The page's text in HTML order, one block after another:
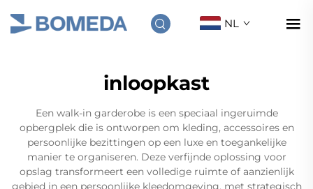
NL
inloopkast
Een walk-in garderobe is een speciaal ingeruimde
opbergplek die is ontworpen om kleding, accessoires en
persoonlijke bezittingen op een luxe en toegankelijke
manier te organiseren. Deze verfijnde oplossing voor
opslag transformeert een volledige ruimte of aanzienlijk